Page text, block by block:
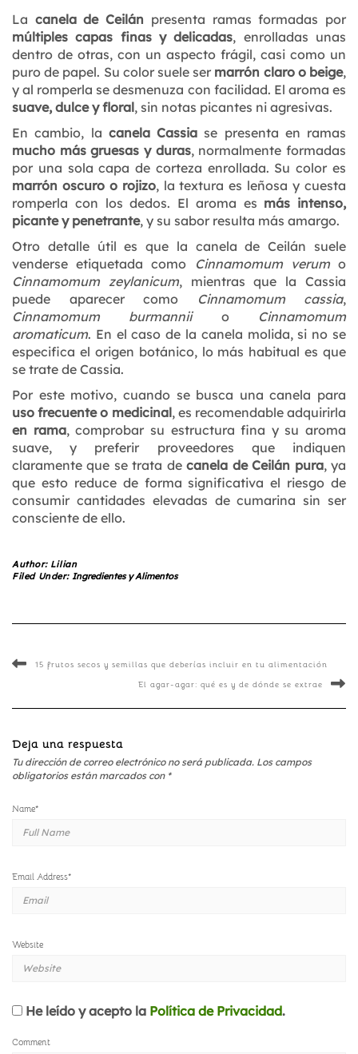
La canela de Ceilán presenta ramas formadas por
múltiples capas finas y delicadas, enrolladas unas
dentro de otras, con un aspecto frágil, casi como un
puro de papel. Su color suele ser marrón claro o beige,
y al romperla se desmenuza con facilidad. El aroma es
suave, dulce y floral, sin notas picantes ni agresivas.
En cambio, la canela Cassia se presenta en ramas
mucho más gruesas y duras, normalmente formadas
por una sola capa de corteza enrollada. Su color es
marrón oscuro o rojizo, la textura es leñosa y cuesta
romperla con los dedos. El aroma es más intenso,
picante y penetrante, y su sabor resulta más amargo.
Otro detalle útil es que la canela de Ceilán suele
venderse etiquetada como
Cinnamomum verumo
Cinnamomum zeylanicum, mientras que la Cassia
puede aparecer como
Cinnamomum cassia,
Cinnamomum burmanniio Cinnamomum
aromaticum. En el caso de la canela molida, si no se
especifica el origen botánico, lo más habitual es que
se trate de Cassia.
Por este motivo, cuando se busca una canela para
uso frecuente o medicinal, es recomendable adquirirla
en rama, comprobar su estructura fina y su aroma
suave, y preferir proveedores que indiquen
claramente que se trata decanela de Ceilán pura, ya
que esto reduce de forma significativa el riesgo de
consumir cantidades elevadas de cumarina sin ser
consciente de ello.
Author: Lilian
Filed Under: Ingredientes y Alimentos
15 frutos secos y semillas que deberías incluir en tu alimentación
El agar-agar: qué es y de dónde se extrae
Deja una respuesta
Tu dirección de correo electrónico no será publicada. Los campos
obligatorios están marcados con *
Name*
Email Address*
Website
He leído y acepto la Política de Privacidad.
Comment